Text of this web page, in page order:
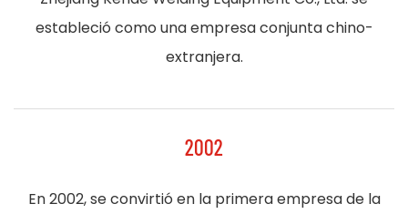
estableció como una empresa conjunta chino-
extranjera.
2002
En 2002, se convirtió en la primera empresa de la